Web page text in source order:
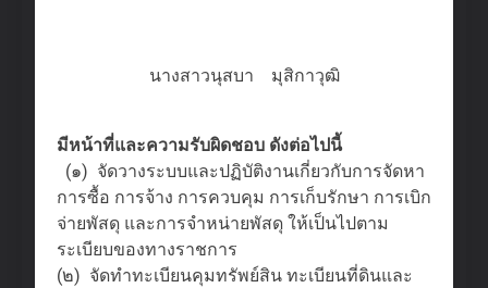
นางสาวนุสบา มุสิกาวุฒิ
มีหน้าที่และความรับผิดชอบ ดังต่อไปนี้
(๑) จัดวางระบบและปฏิบัติงานเกี่ยวกับการจัดหา
การซื้อ การจ้าง การควบคุม การเก็บรักษา การเบิก
จ่ายพัสดุ และการจําหน่ายพัสดุ ให้เป็นไปตาม
ระเบียบของทางราชการ
(๒) จัดทําทะเบียนคุมทรัพย์สิน ทะเบียนที่ดินและ